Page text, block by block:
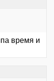
время и